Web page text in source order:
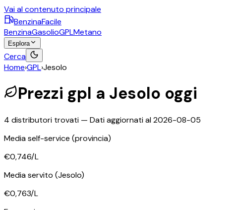
Vai al contenuto principale
BenzinaFacile
BenzinaGasolioGPLMetano
Esplora
Cerca
Home›GPL›Jesolo
Prezzi gpl a Jesolo oggi
4 distributori trovati — Dati aggiornati al2026-08-05
Media self-service (provincia)
€0,746/L
Media servito (Jesolo)
€0,763/L